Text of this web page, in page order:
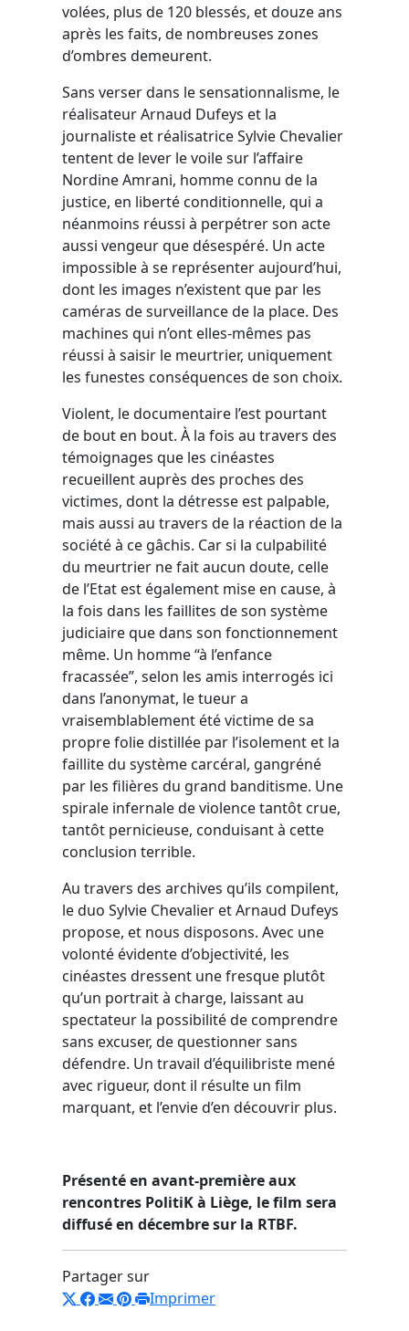
volées, plus de 120 blessés, et douze ans
après les faits, de nombreuses zones
d’ombres demeurent.
Sans verser dans le sensationnalisme, le
réalisateur Arnaud Dufeys et la
journaliste et réalisatrice Sylvie Chevalier
tentent de lever le voile sur l’affaire
Nordine Amrani, homme connu de la
justice, en liberté conditionnelle, qui a
néanmoins réussi à perpétrer son acte
aussi vengeur que désespéré. Un acte
impossible à se représenter aujourd’hui,
dont les images n’existent que par les
caméras de surveillance de la place. Des
machines qui n’ont elles-mêmes pas
réussi à saisir le meurtrier, uniquement
les funestes conséquences de son choix.
Violent, le documentaire l’est pourtant
de bout en bout. À la fois au travers des
témoignages que les cinéastes
recueillent auprès des proches des
victimes, dont la détresse est palpable,
mais aussi au travers de la réaction de la
société à ce gâchis. Car si la culpabilité
du meurtrier ne fait aucun doute, celle
de l’Etat est également mise en cause, à
la fois dans les faillites de son système
judiciaire que dans son fonctionnement
même. Un homme “à l’enfance
fracassée”, selon les amis interrogés ici
dans l’anonymat, le tueur a
vraisemblablement été victime de sa
propre folie distillée par l’isolement et la
faillite du système carcéral, gangréné
par les filières du grand banditisme. Une
spirale infernale de violence tantôt crue,
tantôt pernicieuse, conduisant à cette
conclusion terrible.
Au travers des archives qu’ils compilent,
le duo Sylvie Chevalier et Arnaud Dufeys
propose, et nous disposons. Avec une
volonté évidente d’objectivité, les
cinéastes dressent une fresque plutôt
qu’un portrait à charge, laissant au
spectateur la possibilité de comprendre
sans excuser, de questionner sans
défendre. Un travail d’équilibriste mené
avec rigueur, dont il résulte un film
marquant, et l’envie d’en découvrir plus.
Présenté en avant-première aux
rencontres PolitiK à Liège, le film sera
diffusé en décembre sur la RTBF.
Partager sur
Imprimer